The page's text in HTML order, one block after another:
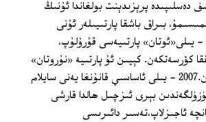
دەسلىپىدە پرېزىدېنت بولغاندا ئۇنىڭ
بىراق باشقا پارتىيىلەر ئۇنى
قوللاپ قۇۋەتلىگەن. 1999 - يىلى«ئوتان» پارتىيەسى قۇرۇلۇپ،
كۆرسەتكەن. كېيىن ئۇ پارتىيە «نۇروتان»
پارتىيەسىگە ئۆزگەرتىلگەن.2007 - يىلى ئاساسىي قانۇنغا يەنى سايلام
بېرى ئىزچىل ھالدا قارشى
ئاجىزلاپ،تەسىر دائىرىسى